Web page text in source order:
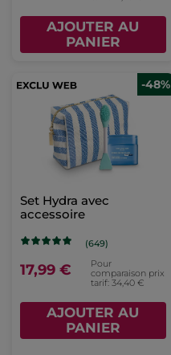
AJOUTER AU
PANIER
-48%
Set Hydra avec
accessoire
(649)
17,99 €
Pour
comparaison prix
tarif: 34,40 €
AJOUTER AU
PANIER